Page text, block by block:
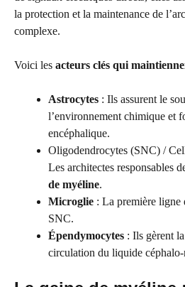
la protection et la maintenance de
complexe.
Voici les acteurs clés qui
Astrocytes : Ils assurent le
l’environnement chimique et
encéphalique.
Oligodendrocytes (SNC) /
Les architectes responsables
de myéline.
Microglie : La première ligne
SNC.
Épendymocytes : Ils gèrent
circulation du liquide